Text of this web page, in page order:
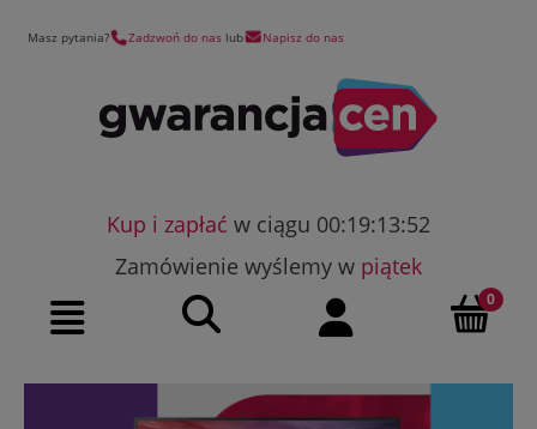
Masz pytania? Zadzwoń do nas lub Napisz do nas
Kup i zapłać w ciągu 00:19:13:52
Zamówienie wyślemy w piątek